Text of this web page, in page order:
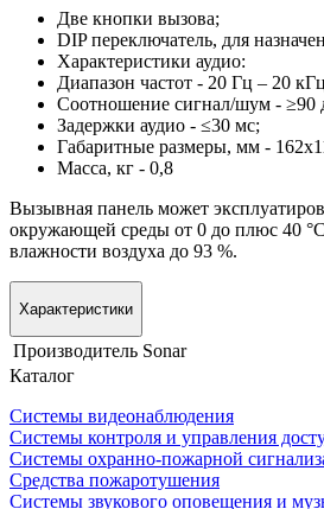
Две кнопки вызова;
DIP переключатель, для
Характеристики аудио:
Диапазон частот - 20 Гц – 20
Соотношение сигнал/шум - ≥90
Задержки аудио - ≤30 мс;
Габаритные размеры, мм -
Масса, кг - 0,8
Вызывная панель может
окружающей среды от 0 до плюс 40
влажности воздуха до 93 %.
Характеристики
Производитель Sonar
Каталог
Системы видеонаблюдения
Системы контроля и управления
Системы охранно-пожарной
Средства пожаротушения
Системы звукового оповещения и